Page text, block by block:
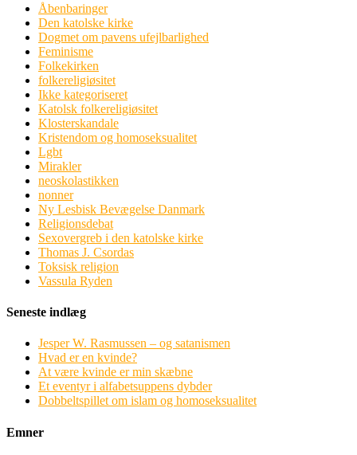
Åbenbaringer
Den katolske kirke
Dogmet om pavens ufejlbarlighed
Feminisme
Folkekirken
folkereligiøsitet
Ikke kategoriseret
Katolsk folkereligiøsitet
Klosterskandale
Kristendom og homoseksualitet
Lgbt
Mirakler
neoskolastikken
nonner
Ny Lesbisk Bevægelse Danmark
Religionsdebat
Sexovergreb i den katolske kirke
Thomas J. Csordas
Toksisk religion
Vassula Ryden
Seneste indlæg
Jesper W. Rasmussen – og satanismen
Hvad er en kvinde?
At være kvinde er min skæbne
Et eventyr i alfabetsuppens dybder
Dobbeltspillet om islam og homoseksualitet
Emner